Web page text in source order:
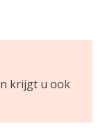
krijgt u ook